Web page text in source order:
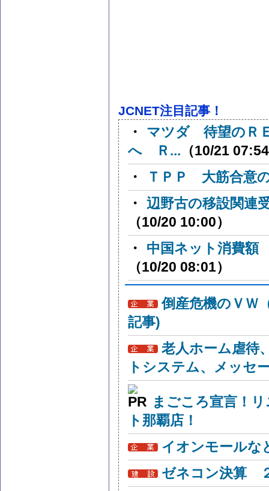
JCNET注目記事！
・
マツダ 待望のＲ
へ Ｒ... （10/21
・
ＴＰＰ 大筋合意
・ 辺野古の移設関連
（10/20 10:00）
・
中国ネット消費
（10/20 08:01）
倒産危機のＶＷ
記事)
老人ホーム虐待
トシステム、メッセ
まごころ宣言！
ト那覇店！
イオンモールな
ゼネコン決算